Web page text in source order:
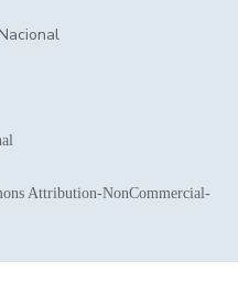
Attribution-NonCommercial-